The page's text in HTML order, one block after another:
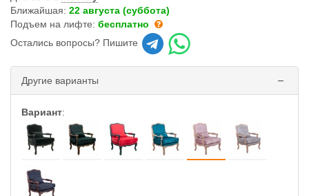
Ближайшая: 22 августа (суббота)
Подъем на лифте: бесплатно
Остались вопросы? Пишите
Другие варианты
Вариант: